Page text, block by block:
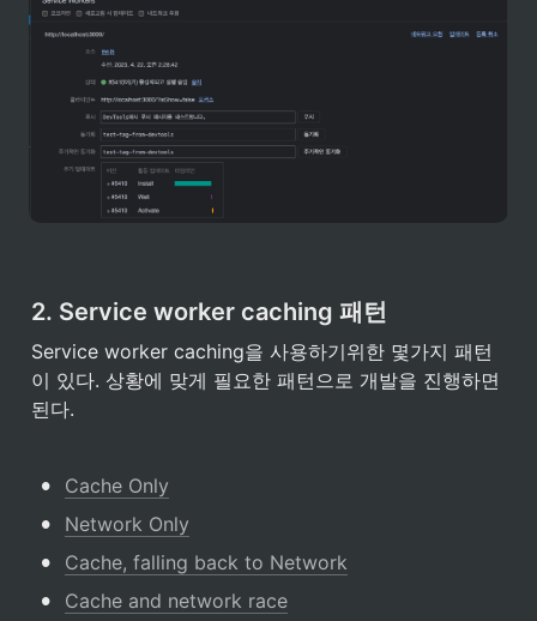
2. Service worker caching 패턴
Service worker caching을 사용하기위한 몇가지 패턴
이 있다. 상황에 맞게 필요한 패턴으로 개발을 진행하면
된다.
• Cache Only
• Network Only
• Cache, falling back to Network
• Cache and network race